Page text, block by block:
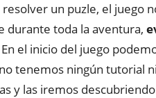
un puzle, el juego
durante toda la aventura,
el inicio del juego
tenemos ningún tutorial
y las iremos